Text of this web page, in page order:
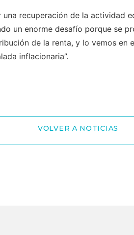
recuperación de la actividad
un enorme desafío porque se
de la renta, y lo vemos en
inflacionaria”.
VOLVER A NOTICIAS